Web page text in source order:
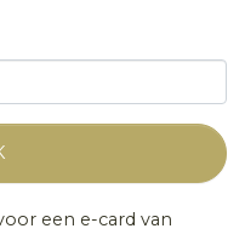
een e-card van